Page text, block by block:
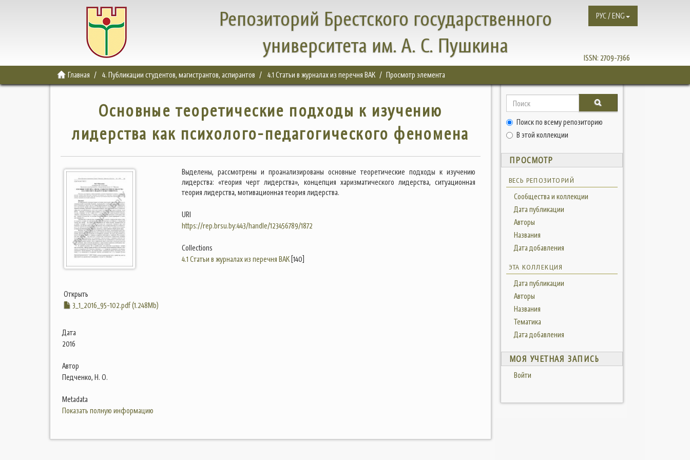
Репозиторий Брестского государственного
университета им. А. С. Пушкина
ISSN: 2709-7366
РУС / ENG
Главная 4. Публикации студентов, магистрантов, аспирантов 4.1 Статьи в журналах из перечня ВАК Просмотр элемента
Основные теоретические подходы к изучению
лидерства как психолого-педагогического феномена
Открыть
3_1_2016_95-102.pdf (1.248Mb)
Дата
2016
Автор
Педченко, Н. О.
Metadata
Показать полную информацию
Выделены, рассмотрены и проанализированы основные теоретические подходы к изучению
лидерства: «теория черт лидерства», концепция харизматического лидерства, ситуационная
теория лидерства, мотивационная теория лидерства.
URI
https://rep.brsu.by:443/handle/123456789/1872
Collections
4.1 Статьи в журналах из перечня ВАК[140]
Поиск по всему репозиторию
В этой коллекции
ПРОСМОТР
ВЕСЬ РЕПОЗИТОРИЙ
Сообщества и коллекции
Дата публикации
Авторы
Названия
Дата добавления
ЭТА КОЛЛЕКЦИЯ
Дата публикации
Авторы
Названия
Тематика
Дата добавления
МОЯ УЧЕТНАЯ ЗАПИСЬ
Войти